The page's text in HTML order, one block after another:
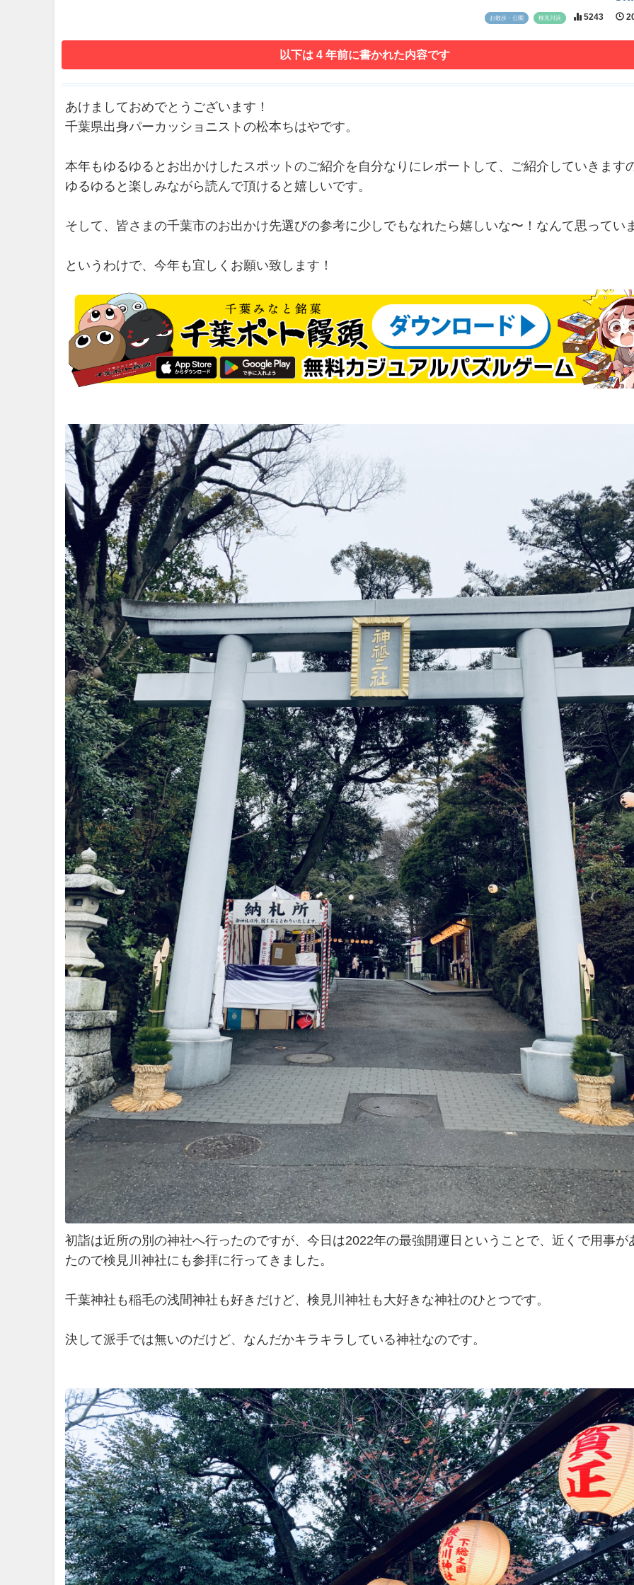
お散歩・公園 検見川浜 5243
以下は 4 年前に書かれた内容です
あけましておめでとうございます！
千葉県出身パーカッショニストの松本ちはやです。
本年もゆるゆるとお出かけしたスポットのご紹介を自分なりにレポートして、ご紹介していきます
ゆるゆると楽しみながら読んで頂けると嬉しいです。
そして、皆さまの千葉市のお出かけ先選びの参考に少しでもなれたら嬉しいな〜！なんて思ってい
というわけで、今年も宜しくお願い致します！
初詣は近所の別の神社へ行ったのですが、今日は2022年の最強開運日ということで、近くで用事が
たので検見川神社にも参拝に行ってきました。
千葉神社も稲毛の浅間神社も好きだけど、検見川神社も大好きな神社のひとつです。
決して派手では無いのだけど、なんだかキラキラしている神社なのです。